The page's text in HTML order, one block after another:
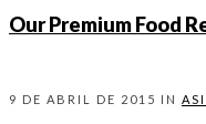
Our Premium Food
9 DE ABRIL DE 2015 IN